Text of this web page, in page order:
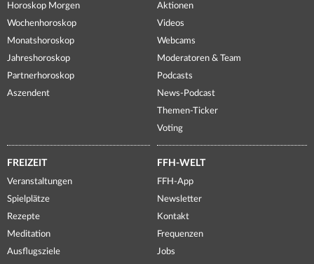
Horoskop Morgen
Wochenhoroskop
Monatshoroskop
Jahreshoroskop
Partnerhoroskop
Aszendent
Aktionen
Videos
Webcams
Moderatoren & Team
Podcasts
News-Podcast
Themen-Ticker
Voting
FREIZEIT
Veranstaltungen
Spielplätze
Rezepte
Meditation
Ausflugsziele
FFH-WELT
FFH-App
Newsletter
Kontakt
Frequenzen
Jobs